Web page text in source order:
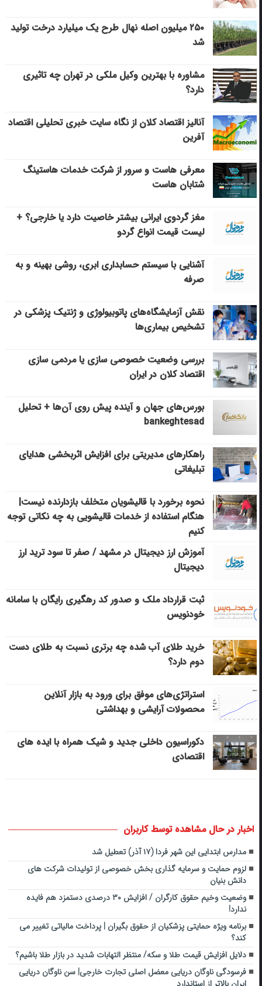
۲۵۰ میلیون اصله نهال طرح یک میلیارد درخت تولید
شد
مشاوره با بهترین وکیل ملکی در تهران چه تاثیری
دارد؟
آنالیز اقتصاد کلان از نگاه سایت خبری تحلیلی اقتصاد
آفرین
معرفی هاست و سرور از شرکت خدمات هاستینگ
شتابان هاست
مغز گردوی ایرانی بیشتر خاصیت دارد یا خارجی؟ +
لیست قیمت انواع گردو
آشنایی با سیستم حسابداری ابری، روشی بهینه و به
صرفه
نقش آزمایشگاه‌های پاتوبیولوژی و ژنتیک پزشکی در
تشخیص بیماری‌ها
بررسی وضعیت خصوصی سازی یا مردمی سازی
اقتصاد کلان در ایران
بورس‌های جهان و آینده پیش روی آن‌ها + تحلیل
bankeghtesad
راهکارهای مدیریتی برای افزایش اثربخشی هدایای
تبلیغاتی
نحوه برخورد با قالیشویان متخلف بازدارنده نیست|
هنگام استفاده از خدمات قالیشویی به چه نکاتی توجه
کنیم
آموزش ارز دیجیتال در مشهد / صفر تا سود ترید ارز
دیجیتال
ثبت قرارداد ملک و صدور کد رهگیری رایگان با سامانه
خودنویس
خرید طلای آب شده چه برتری نسبت به طلای دست
دوم دارد؟
استراتژی‌های موفق برای ورود به بازار آنلاین
محصولات آرایشی و بهداشتی
دکوراسیون داخلی جدید و شیک همراه با ایده های
اقتصادی
اخبار در حال مشاهده توسط کاربران
مدارس ابتدایی این شهر فردا (۱۷ آذر) تعطیل شد
لزوم حمایت و سرمایه گذاری بخش خصوصی از تولیدات شرکت های
دانش بنیان
وضعیت وخیم حقوق کارگران / افزایش ۳۰ درصدی دستمزد هم فایده
ندارد!
برنامه ویژه حمایتی پزشکیان از حقوق بگیران | پرداخت مالیاتی تغییر می
کند؟
دلایل افزایش قیمت طلا و سکه/ منتظر التهابات شدید در بازار طلا باشیم؟
فرسودگی ناوگان دریایی معضل اصلی تجارت خارجی| سن ناوگان دریایی